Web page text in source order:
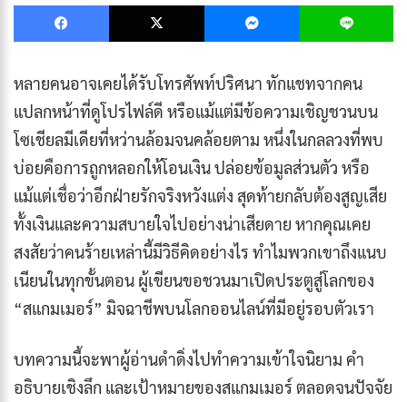
หลายคนอาจเคยได้รับโทรศัพท์ปริศนา ทักแชทจากคน
แปลกหน้าที่ดูโปรไฟล์ดี หรือแม้แต่มีข้อความเชิญชวนบน
โซเชียลมีเดียที่หว่านล้อมจนคล้อยตาม หนึ่งในกลลวงที่พบ
บ่อยคือการถูกหลอกให้โอนเงิน ปล่อยข้อมูลส่วนตัว หรือ
แม้แต่เชื่อว่าอีกฝ่ายรักจริงหวังแต่ง สุดท้ายกลับต้องสูญเสีย
ทั้งเงินและความสบายใจไปอย่างน่าเสียดาย หากคุณเคย
สงสัยว่าคนร้ายเหล่านี้มีวิธีคิดอย่างไร ทำไมพวกเขาถึงแนบ
เนียนในทุกขั้นตอน ผู้เขียนขอชวนมาเปิดประตูสู่โลกของ
“สแกมเมอร์” มิจฉาชีพบนโลกออนไลน์ที่มีอยู่รอบตัวเรา
บทความนี้จะพาผู้อ่านดำดิ่งไปทำความเข้าใจนิยาม คำ
อธิบายเชิงลึก และเป้าหมายของสแกมเมอร์ ตลอดจนปัจจัย